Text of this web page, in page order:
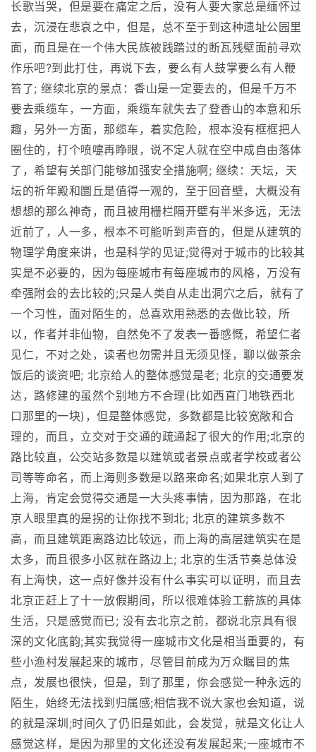
长歌当哭，但是要在痛定之后，没有人要大家总是缅怀过
去，沉浸在悲哀之中，但是，总不至于到这种遗址公园里
面，而且是在一个伟大民族被践踏过的断瓦残壁面前寻欢
作乐吧?到此打住，再说下去，要么有人鼓掌要么有人鞭
笞了; 继续北京的景点：香山是一定要去的，但是千万不
要去乘缆车，一方面，乘缆车就失去了登香山的本意和乐
趣，另外一方面，那缆车，着实危险，根本没有框框把人
圈住的，打个喷嚏再睁眼，说不定人就在空中成自由落体
了，希望有关部门能够加强安全措施啊; 继续：天坛，天
坛的祈年殿和圜丘是值得一观的，至于回音壁，大概没有
想想的那么神奇，而且被用栅栏隔开壁有半米多远，无法
近前了，人一多，根本不可能听到声音的，但是从建筑的
物理学角度来讲，也是科学的见证;觉得对于城市的比较其
实是不必要的，因为每座城市有每座城市的风格，万没有
牵强附会的去比较的;只是人类自从走出洞穴之后，就有了
一个习性，面对陌生的，总喜欢用熟悉的去做比较，所
以，作者并非仙物，自然免不了发表一番感慨，希望仁者
见仁，不对之处，读者也勿需并且无须见怪，聊以做茶余
饭后的谈资吧; 北京给人的整体感觉是老; 北京的交通要发
达，路修建的虽然个别地方不合理(比如西直门地铁西北
口那里的一块)，但是整体感觉，多数都是比较宽敞和合
理的，而且，立交对于交通的疏通起了很大的作用;北京的
路比较直，公交站多数是以建筑或者景点或者学校或者公
司等等命名，而上海则多数是以路来命名;如果北京人到了
上海，肯定会觉得交通是一大头疼事情，因为那路，在北
京人眼里真的是拐的让你找不到北; 北京的建筑多数不
高，而且建筑距离路边比较远，而上海的高层建筑实在是
太多，而且很多小区就在路边上; 北京的生活节奏总体没
有上海快，这一点好像并没有什么事实可以证明，而且去
北京正赶上了十一放假期间，所以很难体验工薪族的具体
生活，只是感觉而已; 没有去北京之前，都说北京具有很
深的文化底韵;其实我觉得一座城市文化是相当重要的，有
些小渔村发展起来的城市，尽管目前成为万众瞩目的焦
点，发展也很快，但是，到了那里，你会感觉一种永远的
陌生，始终无法找到归属感;相信我不说大家也会知道，说
的就是深圳;时间久了仍旧是如此，会发觉，就是文化让人
感觉这样，是因为那里的文化还没有发展起来;一座城市不